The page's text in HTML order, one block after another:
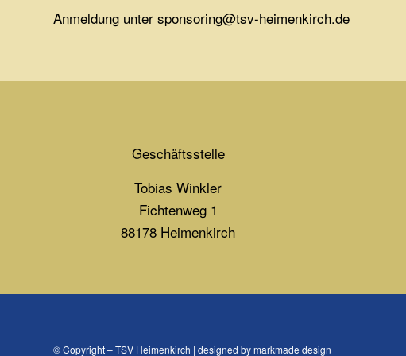
Anmeldung unter sponsoring@tsv-heimenkirch.de
Geschäftsstelle
Tobias Winkler
Fichtenweg 1
88178 Heimenkirch
© Copyright – TSV Heimenkirch | designed by markmade design